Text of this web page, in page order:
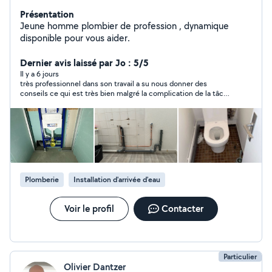
Présentation
Jeune homme plombier de profession , dynamique
disponible pour vous aider.
Dernier avis laissé par Jo : 5/5
Il y a 6 jours
très professionnel dans son travail a su nous donner des
conseils ce qui est très bien malgré la complication de la tâche
Plomberie Installation d'arrivée d'eau
Voir le profil Contacter
Particulier
Olivier Dantzer